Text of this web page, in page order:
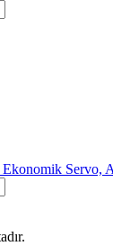
Servo,